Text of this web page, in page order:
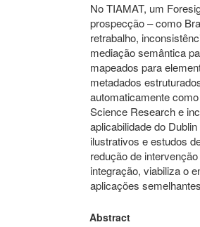
No TIAMAT, um
prospecção – como
retrabalho,
mediação semântica
mapeados para
metadados
automaticamente
Science Research e
aplicabilidade do
ilustrativos e estudos
redução de
integração, viabiliza o
aplicações
Abstract